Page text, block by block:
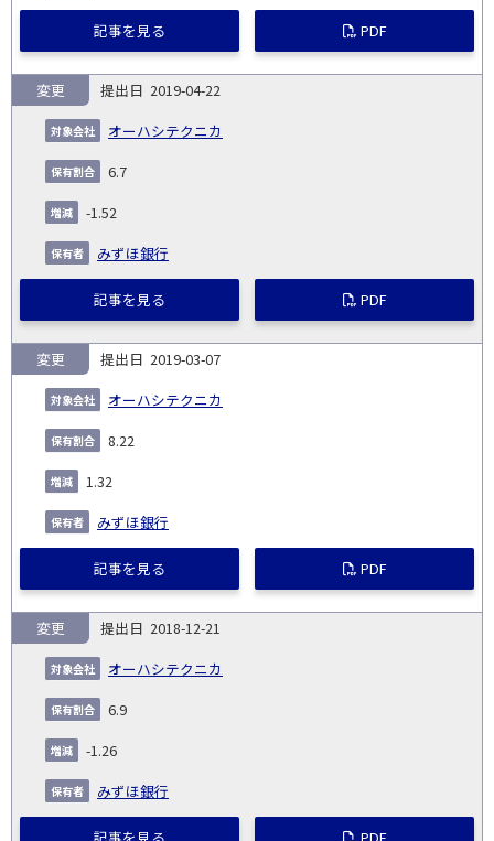
記事を見る PDF
2019-04-22
オーハシテクニカ
変更
6.7
-1.52
みずほ銀行
記事を見る PDF
2019-03-07
オーハシテクニカ
変更
8.22
1.32
みずほ銀行
記事を見る PDF
2018-12-21
オーハシテクニカ
変更
6.9
-1.26
みずほ銀行